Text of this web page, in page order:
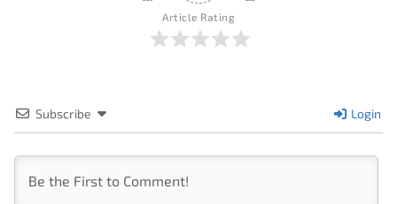
Article Rating
Subscribe Login